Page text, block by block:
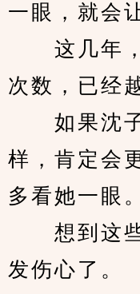
一眼，就会
这几年，
次数，已经
如果沈子
样，肯定会
多看她一眼。
想到这些
发伤心了。